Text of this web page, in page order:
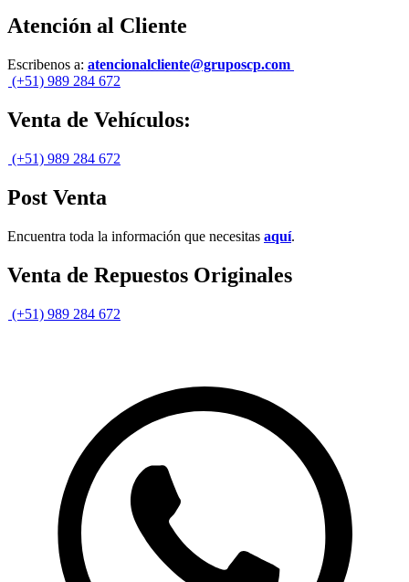
Atención al Cliente
Escribenos a: atencionalcliente@gruposcp.com
(+51) 989 284 672
Venta de Vehículos:
(+51) 989 284 672
Post Venta
Encuentra toda la información que necesitas aquí.
Venta de Repuestos Originales
(+51) 989 284 672